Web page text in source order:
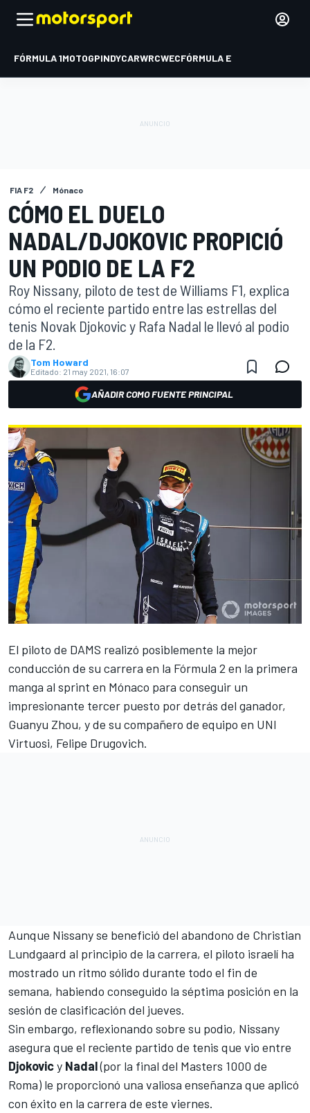
FÓRMULA 1MOTOGPINDYCARWRCWECFÓRMULA E
FIA F2 Mónaco
CÓMO EL DUELO
NADAL/DJOKOVIC PROPICIÓ
UN PODIO DE LA F2
Roy Nissany, piloto de test de Williams F1, explica
cómo el reciente partido entre las estrellas del
tenis Novak Djokovic y Rafa Nadal le llevó al podio
de la F2.
Tom Howard
Editado: 21 may 2021, 16:07
AÑADIR COMO FUENTE PRINCIPAL
El piloto de DAMS realizó posiblemente la mejor
conducción de su carrera en la Fórmula 2 en la primera
manga al sprint en Mónaco para conseguir un
impresionante tercer puesto por detrás del ganador,
Guanyu Zhou, y de su compañero de equipo en UNI
Virtuosi, Felipe Drugovich.
Aunque Nissany se benefició del abandono de Christian
Lundgaard al principio de la carrera, el piloto israelí ha
mostrado un ritmo sólido durante todo el fin de
semana, habiendo conseguido la séptima posición en la
sesión de clasificación del jueves.
Sin embargo, reflexionando sobre su podio, Nissany
asegura que el reciente partido de tenis que vio entre
Djokovicy Nadal(por la final del Masters 1000 de
Roma) le proporcionó una valiosa enseñanza que aplicó
con éxito en la carrera de este viernes.